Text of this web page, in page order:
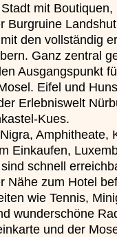
mit
Burgruine
den vollständig
Ganz zentral
Ausgangspunkt
Eifel und
Erlebniswelt
Kues.
Amphitheate,
Einkaufen,
schnell
Nähe zum Hotel
wie Tennis,
wunderschöne
und der